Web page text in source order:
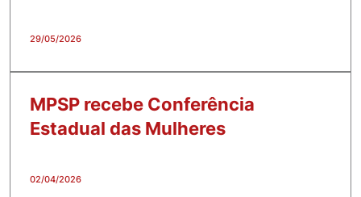
29/05/2026
MPSP recebe Conferência
Estadual das Mulheres
02/04/2026